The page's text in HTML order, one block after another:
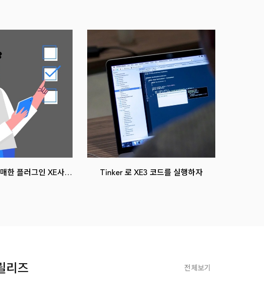
한 플러그인 XE사이
Tinker 로 XE3 코드를 실행하자
리즈 전체보기